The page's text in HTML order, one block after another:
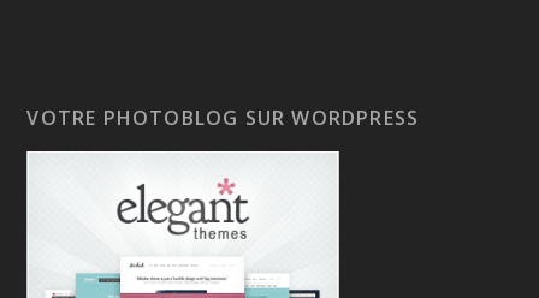
VOTRE PHOTOBLOG SUR WORDPRESS